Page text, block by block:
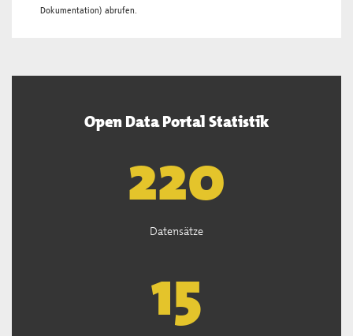
Dokumentation) abrufen.
Open Data Portal Statistik
222
Datensätze
15